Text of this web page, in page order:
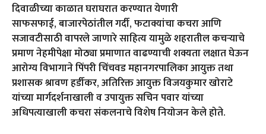
दिवाळीच्या काळात घराघरात करण्यात येणारी
साफसफाई,बाजारपेठांतील गर्दी,फटाक्यांचा कचरा आणि
सजावटीसाठी वापरले जाणारे साहित्य यामुळे शहरातील कचऱ्याचे
प्रमाण नेहमीपेक्षा मोठ्या प्रमाणात वाढण्याची शक्यता लक्षात घेऊन
आरोग्य विभागाने पिंपरी चिंचवड महानगरपालिका आयुक्त तथा
प्रशासक श्रावण हर्डीकर,अतिरिक्त आयुक्त विजयकुमार खोराटे
यांच्या मार्गदर्शनाखाली व उपायुक्त सचिन पवार यांच्या
अधिपत्याखाली कचरा संकलनाचे विशेष नियोजन केले होते.